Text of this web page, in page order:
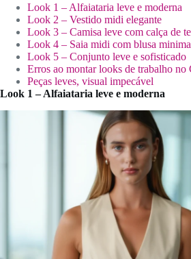
Look 1 – Alfaiataria leve e moderna
Look 2 – Vestido midi elegante
Look 3 – Camisa leve com calça de
Look 4 – Saia midi com blusa
Look 5 – Conjunto leve e sofisticado
Erros ao montar looks de trabalho no
Peças leves, visual impecável
Look 1 – Alfaiataria leve e moderna